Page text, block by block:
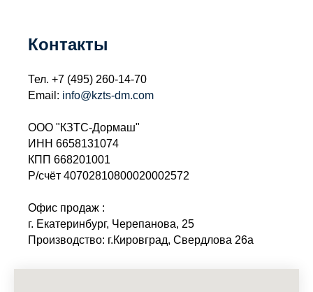
Контакты
Тел. +7 (495) 260-14-70
Email: info@kzts-dm.com
ООО "КЗТС-Дормаш"
ИНН 6658131074
КПП 668201001
Р/счёт 40702810800020002572
Офис продаж :
г. Екатеринбург, Черепанова, 25
Производство: г.Кировград, Свердлова 26а